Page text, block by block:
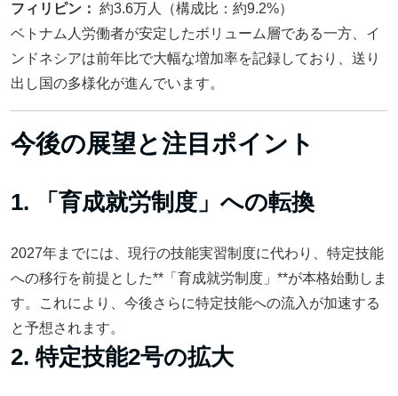
フィリピン： 約3.6万人（構成比：約9.2%）
ベトナム人労働者が安定したボリューム層である一方、イ
ンドネシアは前年比で大幅な増加率を記録しており、送り
出し国の多様化が進んでいます。
今後の展望と注目ポイント
1. 「育成就労制度」への転換
2027年までには、現行の技能実習制度に代わり、特定技能
への移行を前提とした**「育成就労制度」**が本格始動しま
す。これにより、今後さらに特定技能への流入が加速する
と予想されます。
2. 特定技能2号の拡大